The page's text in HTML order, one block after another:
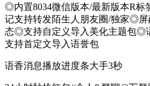
◎内置8034微信版本/最新版本R标
记支持转发陌生人朋友圈/独家◎
态◎支持自定义导入美化主题包◎
支持首定文导入语誉包
语香消息播放进度条大手3秒